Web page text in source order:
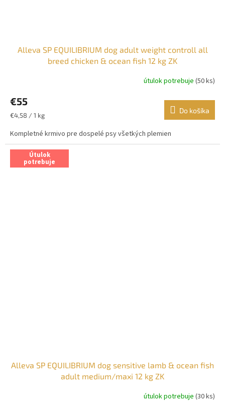
Alleva SP EQUILIBRIUM dog adult weight controll all
breed chicken & ocean fish 12 kg ZK
útulok potrebuje (50 ks)
€55
Jednotková
€4,58 / 1 kg
Do košíka
Kompletné krmivo pre dospelé psy všetkých plemien
Útulok
potrebuje
Alleva SP EQUILIBRIUM dog sensitive lamb & ocean fish
adult medium/maxi 12 kg ZK
útulok potrebuje (30 ks)